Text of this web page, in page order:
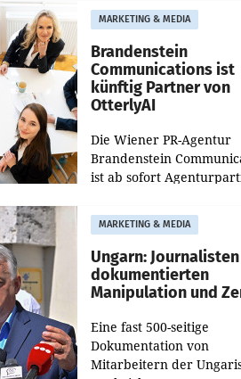
aus, womit sich das
gegenüber Juli 2025
verdoppelte (+102
MARKETING & MEDIA
Brandenstein
Communications ist
künftig Partner von
OtterlyAI
Die Wiener PR-Agentur
Brandenstein
ist ab sofort
Optimierungsplattform
OtterlyAI. Damit baut die
Agentur ihr
MARKETING & MEDIA
Ungarn: Journalisten
dokumentierten
Manipulation und
Eine fast 500-seitige
Dokumentation von
Mitarbeitern der